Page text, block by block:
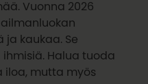
Vuonna 2026
ja kaukaa. Se
Halua tuoda
iloa, mutta myös